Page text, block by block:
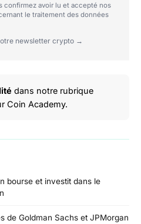
confirmez avoir lu et accepté nos
le traitement des données
newsletter crypto →
dans notre rubrique
Coin Academy.
bourse et investit dans le
de Goldman Sachs et JPMorgan